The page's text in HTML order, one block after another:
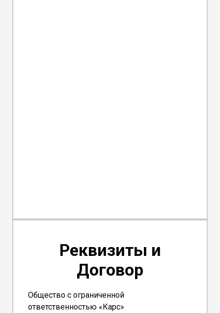
Реквизиты и
Договор
Общество с ограниченной
ответственностью «Карс»